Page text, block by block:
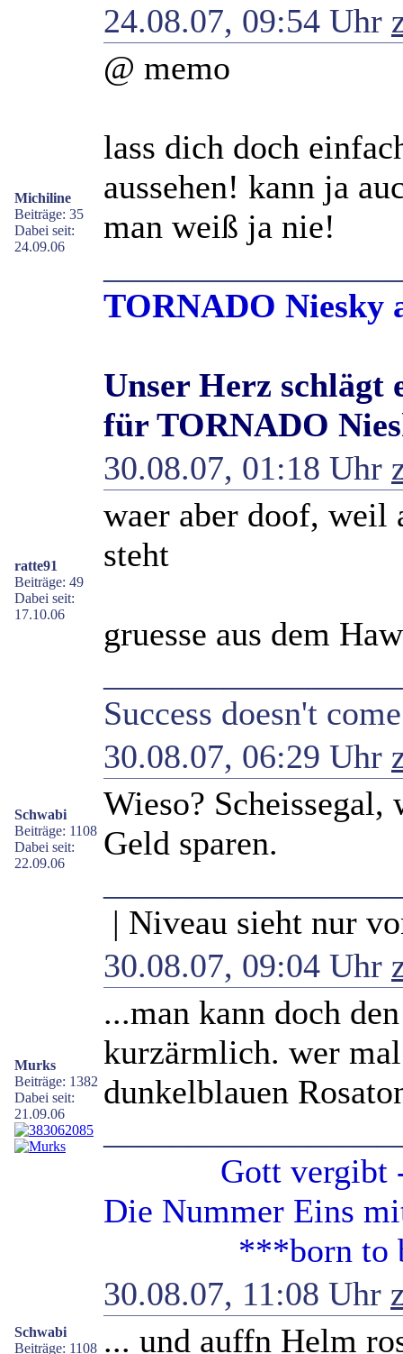
Michiline
Beiträge: 35
Dabei seit:
24.09.06
24.08.07, 09:54 Uhr
@ memo
lass dich doch
aussehen! kann ja
man weiß ja nie!
TORNADO Niesky
Unser Herz schlägt
für TORNADO
ratte91
Beiträge: 49
Dabei seit:
17.10.06
30.08.07, 01:18 Uhr
waer aber doof, weil
steht
gruesse aus dem
Success doesn't
Schwabi
Beiträge: 1108
Dabei seit:
22.09.06
30.08.07, 06:29 Uhr
Wieso?
Geld sparen.
| Niveau sieht nur
Murks
Beiträge: 1382
Dabei seit:
21.09.06
30.08.07, 09:04 Uhr
...man kann doch
kurzärmlich. wer mal
dunkelblauen
Gott vergibt -
Die Nummer Eins
***born to
Schwabi
Beiträge: 1108
30.08.07, 11:08 Uhr
... und auffn Helm